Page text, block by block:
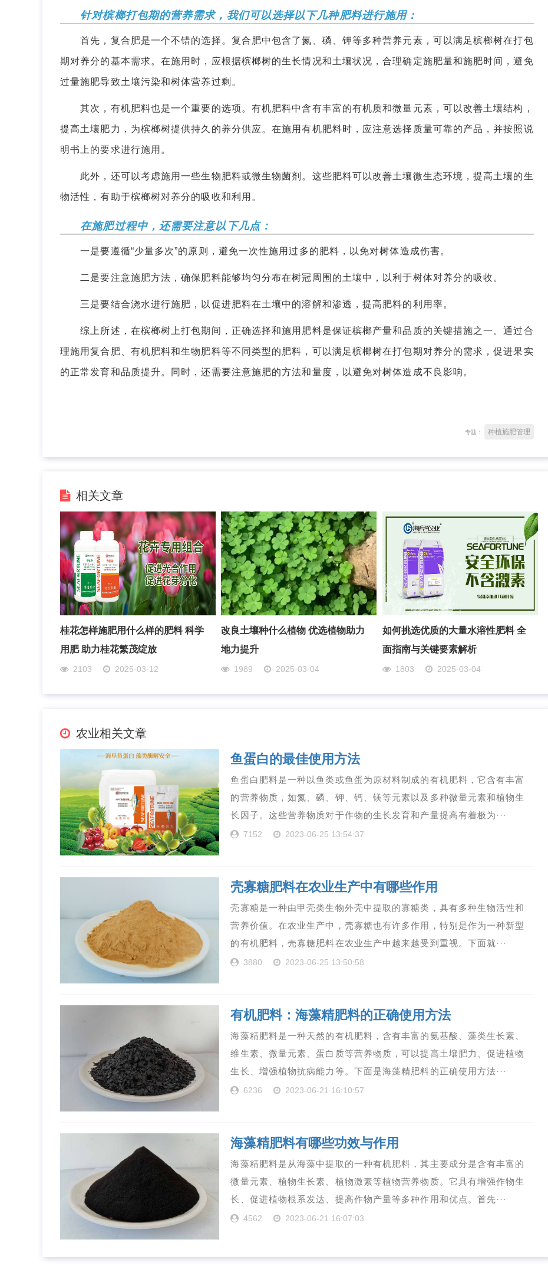
针对槟榔打包期的营养需求，我们可以选择以下几种肥料进行施用：
首先，复合肥是一个不错的选择。复合肥中包含了氮、磷、钾等多种营养元素，可以满足槟榔树在打包
期对养分的基本需求。在施用时，应根据槟榔树的生长情况和土壤状况，合理确定施肥量和施肥时间，避免
过量施肥导致土壤污染和树体营养过剩。
其次，有机肥料也是一个重要的选项。有机肥料中含有丰富的有机质和微量元素，可以改善土壤结构，
提高土壤肥力，为槟榔树提供持久的养分供应。在施用有机肥料时，应注意选择质量可靠的产品，并按照说
明书上的要求进行施用。
此外，还可以考虑施用一些生物肥料或微生物菌剂。这些肥料可以改善土壤微生态环境，提高土壤的生
物活性，有助于槟榔树对养分的吸收和利用。
在施肥过程中，还需要注意以下几点：
一是要遵循“少量多次”的原则，避免一次性施用过多的肥料，以免对树体造成伤害。
二是要注意施肥方法，确保肥料能够均匀分布在树冠周围的土壤中，以利于树体对养分的吸收。
三是要结合浇水进行施肥，以促进肥料在土壤中的溶解和渗透，提高肥料的利用率。
综上所述，在槟榔树上打包期间，正确选择和施用肥料是保证槟榔产量和品质的关键措施之一。通过合
理施用复合肥、有机肥料和生物肥料等不同类型的肥料，可以满足槟榔树在打包期对养分的需求，促进果实
的正常发育和品质提升。同时，还需要注意施肥的方法和量度，以避免对树体造成不良影响。
专题： 种植施肥管理
相关文章
桂花怎样施肥用什么样的肥料 科学
用肥 助力桂花繁茂绽放
2103 2025-03-12
改良土壤种什么植物 优选植物助力
地力提升
1989 2025-03-04
如何挑选优质的大量水溶性肥料 全
面指南与关键要素解析
1803 2025-03-04
农业相关文章
鱼蛋白的最佳使用方法
鱼蛋白肥料是一种以鱼类或鱼蛋为原材料制成的有机肥料，它含有丰富
的营养物质，如氮、磷、钾、钙、镁等元素以及多种微量元素和植物生
长因子。这些营养物质对于作物的生长发育和产量提高有着极为···
7152 2023-06-25 13:54:37
壳寡糖肥料在农业生产中有哪些作用
壳寡糖是一种由甲壳类生物外壳中提取的寡糖类，具有多种生物活性和
营养价值。在农业生产中，壳寡糖也有许多作用，特别是作为一种新型
的有机肥料，壳寡糖肥料在农业生产中越来越受到重视。下面就···
3880 2023-06-25 13:50:58
有机肥料：海藻精肥料的正确使用方法
海藻精肥料是一种天然的有机肥料，含有丰富的氨基酸、藻类生长素、
维生素、微量元素、蛋白质等营养物质，可以提高土壤肥力、促进植物
生长、增强植物抗病能力等。下面是海藻精肥料的正确使用方法···
6236 2023-06-21 16:10:57
海藻精肥料有哪些功效与作用
海藻精肥料是从海藻中提取的一种有机肥料，其主要成分是含有丰富的
微量元素、植物生长素、植物激素等植物营养物质。它具有增强作物生
长、促进植物根系发达、提高作物产量等多种作用和优点。首先···
4562 2023-06-21 16:07:03